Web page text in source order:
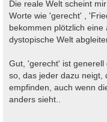
Die reale Welt scheint
Worte wie 'gerecht' ,
bekommen plötzlich
dystopische Welt
Gut, 'gerecht' ist
so, das jeder dazu neigt,
empfinden, auch wenn
anders sieht..